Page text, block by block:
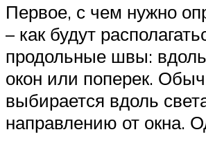
Первое, с чем нужно
– как будут
продольные швы:
окон или поперек.
выбирается вдоль
направлению от окна.